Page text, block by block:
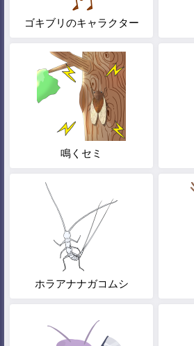
ゴキブリのキャラクター
鳴くセミ
ホラアナナガコムシ